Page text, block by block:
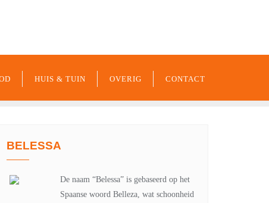
HUIS & TUIN OVERIG CONTACT
BELESSA
De naam “Belessa” is gebaseerd op het
Spaanse woord Belleza, wat schoonheid